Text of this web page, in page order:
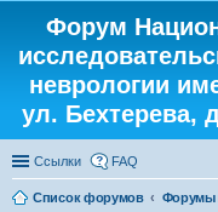
Форум
неврологии
ул. Бехтерева,
Ссылки FAQ
Список форумов